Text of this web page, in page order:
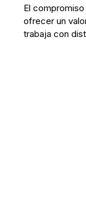
El
ofrecer un
trabaja con